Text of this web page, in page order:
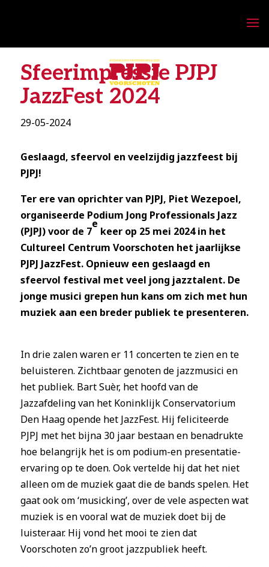
Sfeerimpressie PJPJ
JazzFest 2024
29-05-2024
Geslaagd, sfeervol en veelzijdig jazzfeest bij
PJPJ!
Ter ere van oprichter van PJPJ, Piet Wezepoel,
organiseerde Podium Jong Professionals Jazz
(PJPJ) voor de 7
e
keer op 25 mei 2024 in het
Cultureel Centrum Voorschoten het jaarlijkse
PJPJ JazzFest. Opnieuw een geslaagd en
sfeervol festival met veel jong jazztalent. De
jonge musici grepen hun kans om zich met hun
muziek aan een breder publiek te presenteren.
In drie zalen waren er 11 concerten te zien en te
beluisteren. Zichtbaar genoten de jazzmusici en
het publiek. Bart Suèr, het hoofd van de
Jazzafdeling van het Koninklijk Conservatorium
Den Haag opende het JazzFest. Hij feliciteerde
PJPJ met het bijna 30 jaar bestaan en benadrukte
hoe belangrijk het is om podium-en presentatie-
ervaring op te doen. Ook vertelde hij dat het niet
alleen om de muziek gaat die de bands spelen. Het
gaat ook om ‘musicking’, over de vele aspecten wat
muziek is en vooral wat de muziek doet bij de
luisteraar. Hij vond het mooi te zien dat
Voorschoten zo’n groot jazzpubliek heeft.